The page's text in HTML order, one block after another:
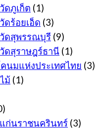
ดภูเก็ต (1)
ดร้อยเอ็ด (3)
ดสุพรรณบุรี (9)
ดสุราษฎร์ธานี (1)
นมแห่งประเทศไทย (3)
ม้ (1)
ก่นราชนครินทร์ (3)